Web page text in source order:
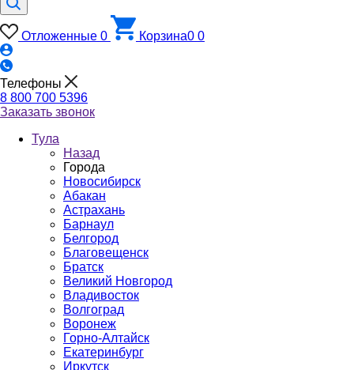
Отложенные 0 Корзина0 0
Телефоны
8 800 700 5396
Заказать звонок
Тула
Назад
Города
Новосибирск
Абакан
Астрахань
Барнаул
Белгород
Благовещенск
Братск
Великий Новгород
Владивосток
Волгоград
Воронеж
Горно-Алтайск
Екатеринбург
Иркутск